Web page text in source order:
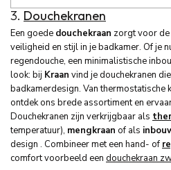
3. Douchekranen
Een goede douchekraan zorgt voor
veiligheid en stijl in je badkamer. Of je
regendouche, een minimalistische
look: bij Kraan vind je douchekranen
badkamerdesign. Van thermostatische
ontdek ons brede assortiment en
Douchekranen zijn verkrijgbaar als
temperatuur), mengkraan of als
design . Combineer met een hand- of
comfort voorbeeld een douchekraan